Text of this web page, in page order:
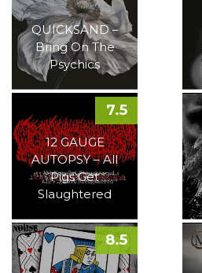
QUICKSAND –
Bring On The
Psychics
12 GAUGE
AUTOPSY – All
Pigs Get
Slaughtered
7.5
8.5